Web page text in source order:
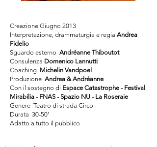
Creazione Giugno 2013
Interpretazione, drammaturgia e regia Andrea
Fidelio
Sguardo esterno Andréanne Thiboutot
Consulenza Domenico Lannutti
Coaching Michelin Vandpoel
Produzione Andrea & Andréanne
Con il sostegno di Espace Catastrophe - Festival
Mirabilia - FNAS - Spazio NU - La Roseraie
Genere Teatro di strada Circo
Durata 30-50'
Adatto a tutto il pubblico